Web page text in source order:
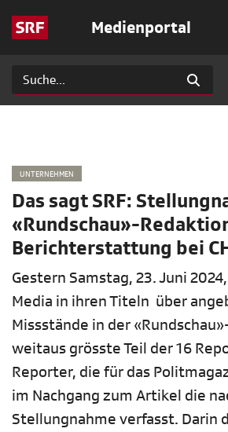
Medienportal
UNTERNEHMEN
Das sagt SRF:
«Rundschau»-
Berichterstattung bei
Gestern Samstag, 23. Juni
Media in ihren Titeln über
Missstände in der
weitaus grösste Teil der 16
Reporter, die für das
im Nachgang zum Artikel die
Stellungnahme verfasst. Darin